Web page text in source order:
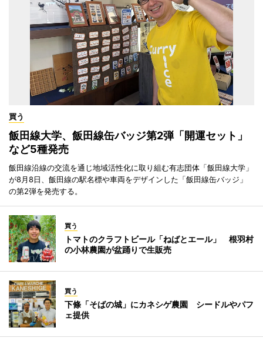
買う
飯田線大学、飯田線缶バッジ第2弾「開運セット」
など5種発売
飯田線沿線の交流を通じ地域活性化に取り組む有志団体「飯田線大学」
が8月8日、飯田線の駅名標や車両をデザインした「飯田線缶バッジ」
の第2弾を発売する。
買う
トマトのクラフトビール「ねばとエール」 根羽村
の小林農園が盆踊りで生販売
買う
下條「そばの城」にカネシゲ農園 シードルやパフ
ェ提供